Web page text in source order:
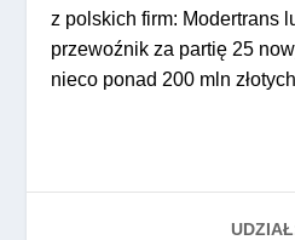
z polskich firm: Modertrans
przewoźnik za partię 25
nieco ponad 200 mln